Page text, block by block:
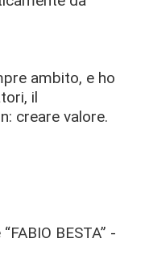
ambito, e ho
il
creare valore.
BESTA” -